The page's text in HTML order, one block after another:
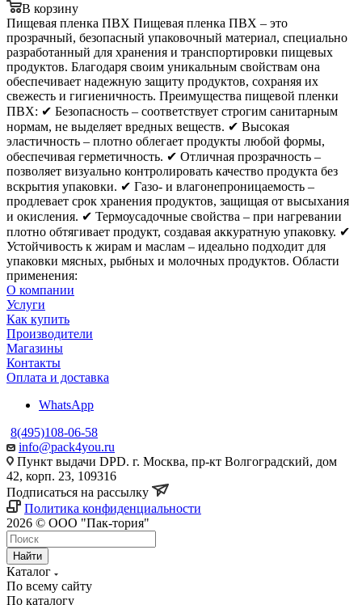
В корзину
Пищевая пленка ПВХ Пищевая пленка ПВХ – это
прозрачный, безопасный упаковочный материал, специально
разработанный для хранения и транспортировки пищевых
продуктов. Благодаря своим уникальным свойствам она
обеспечивает надежную защиту продуктов, сохраняя их
свежесть и гигиеничность. Преимущества пищевой пленки
ПВХ: ✔ Безопасность – соответствует строгим санитарным
нормам, не выделяет вредных веществ. ✔ Высокая
эластичность – плотно облегает продукты любой формы,
обеспечивая герметичность. ✔ Отличная прозрачность –
позволяет визуально контролировать качество продукта без
вскрытия упаковки. ✔ Газо- и влагонепроницаемость –
продлевает срок хранения продуктов, защищая от высыхания
и окисления. ✔ Термоусадочные свойства – при нагревании
плотно обтягивает продукт, создавая аккуратную упаковку. ✔
Устойчивость к жирам и маслам – идеально подходит для
упаковки мясных, рыбных и молочных продуктов. Области
применения:
О компании
Услуги
Как купить
Производители
Магазины
Контакты
Оплата и доставка
WhatsApp
8(495)108-06-58
info@pack4you.ru
Пункт выдачи DPD. г. Москва, пр-кт Волгоградский, дом
42, корп. 23, 109316
Подписаться на рассылку
Политика конфиденциальности
2026 © ООО "Пак-тория"
Найти
Каталог
По всему сайту
По каталогу